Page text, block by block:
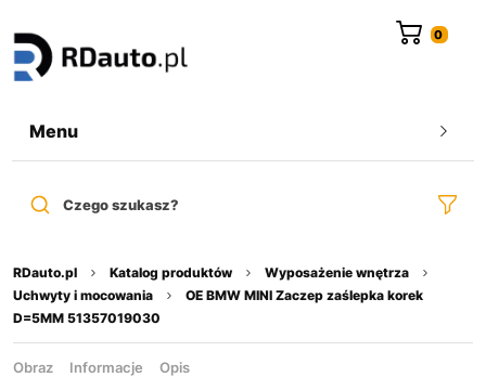
Menu
Czego szukasz?
RDauto.pl Katalog produktów
Wyposażenie wnętrza
Uchwyty i mocowania
OE BMW MINI Zaczep zaślepka korek
D=5MM 51357019030
Obraz Informacje Opis